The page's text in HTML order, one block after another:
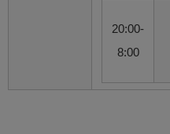
20:00-
8:00